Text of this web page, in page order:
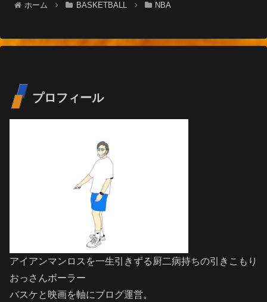
ホーム BASKETBALL NBA
プロフィール
アイアンマンロスを一生引きずる厨二病持ちの引きこもり
おっさんボーラー
バスケと映画を軸にブログ運営。